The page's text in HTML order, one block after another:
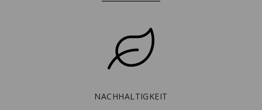
NACHHALTIGKEIT